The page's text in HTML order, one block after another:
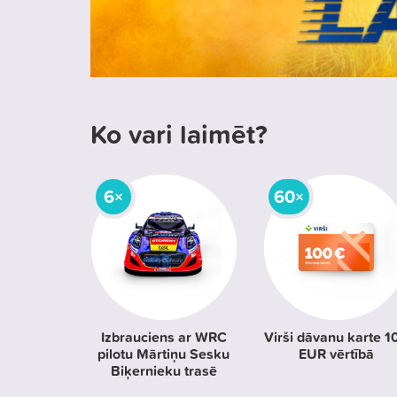
Ko vari laimēt?
6×
Izbrauciens ar WRC
pilotu Mārtiņu Sesku
Biķernieku trasē
60×
Virši dāvanu karte
EUR vērtībā